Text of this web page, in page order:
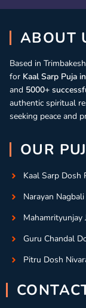
ABOUT
Based in
for Kaal Sarp Puja
and 5000+
authentic spiritual
seeking peace and
OUR
Kaal Sarp Dosh
Narayan
Mahamrityunjay
Guru Chandal
Pitru Dosh